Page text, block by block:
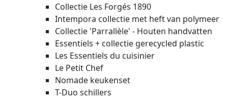
Collectie Les Forgés 1890
Intempora collectie met heft van polymeer
Collectie 'Parrallèle' - Houten handvatten
Essentiels + collectie gerecycled plastic
Les Essentiels du cuisinier
Le Petit Chef
Nomade keukenset
T-Duo schillers